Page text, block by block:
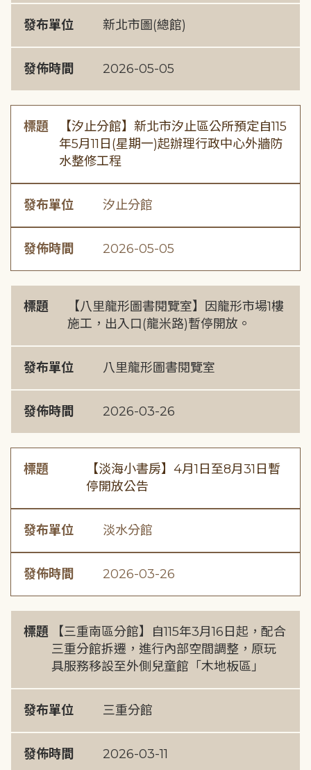
發布單位 新北市圖(總館)
發佈時間 2026-05-05
標題
【汐止分館】新北市汐止區公所預定自115
年5月11日(星期一)起辦理行政中心外牆防
水整修工程
發布單位 汐止分館
發佈時間 2026-05-05
標題
【八里龍形圖書閱覽室】因龍形市場1樓
施工，出入口(龍米路)暫停開放。
發布單位 八里龍形圖書閱覽室
發佈時間 2026-03-26
標題
【淡海小書房】4月1日至8月31日暫
停開放公告
發布單位 淡水分館
發佈時間 2026-03-26
標題
【三重南區分館】自115年3月16日起，配合
三重分館拆遷，進行內部空間調整，原玩
具服務移設至外側兒童館「木地板區」
發布單位 三重分館
發佈時間 2026-03-11